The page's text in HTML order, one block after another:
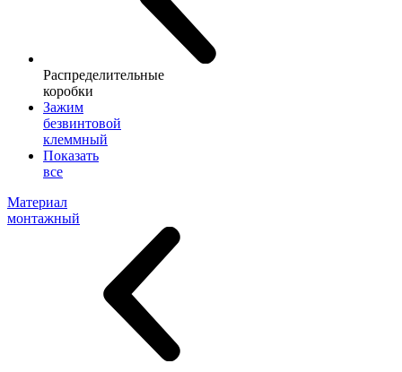
Распределительные
коробки
Зажим
безвинтовой
клеммный
Показать
все
Материал
монтажный